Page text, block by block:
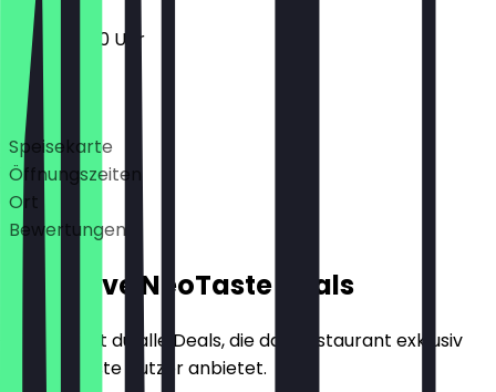
12:00 - 19:00 Uhr
Deals
Speisekarte
Öffnungszeiten
Ort
Bewertungen
Exklusive NeoTaste Deals
Hier findest du alle Deals, die das Restaurant exklusiv
für NeoTaste Nutzer anbietet.